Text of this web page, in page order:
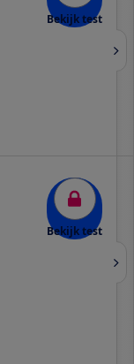
Bekijk test
Bekijk test